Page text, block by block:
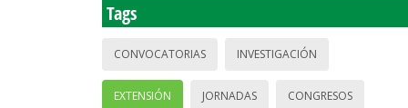
Tags
CONVOCATORIAS INVESTIGACIÓN
EXTENSIÓN JORNADAS CONGRESOS